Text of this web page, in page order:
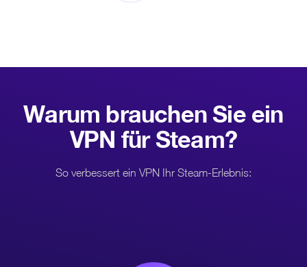
Warum brauchen Sie ein
VPN fürSteam?
So verbessert ein VPN Ihr Steam-Erlebnis: